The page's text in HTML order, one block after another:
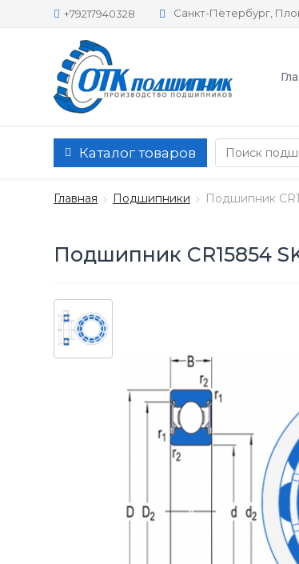
+79217940328 Санкт-Петербург,
Каталог товаров
Главная Подшипники Подшипник
Подшипник CR15854